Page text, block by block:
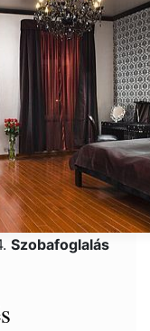
Szobafoglalás